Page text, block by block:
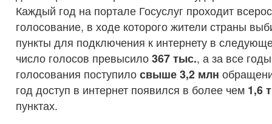
Каждый год на портале Госуслуг проходит
голосование, в ходе которого жители страны
пункты для подключения к интернету в
число голосов превысило 367 тыс., а за все
голосования поступило свыше 3,2 млн
год доступ в интернет появился в более чем 1,6
пунктах.